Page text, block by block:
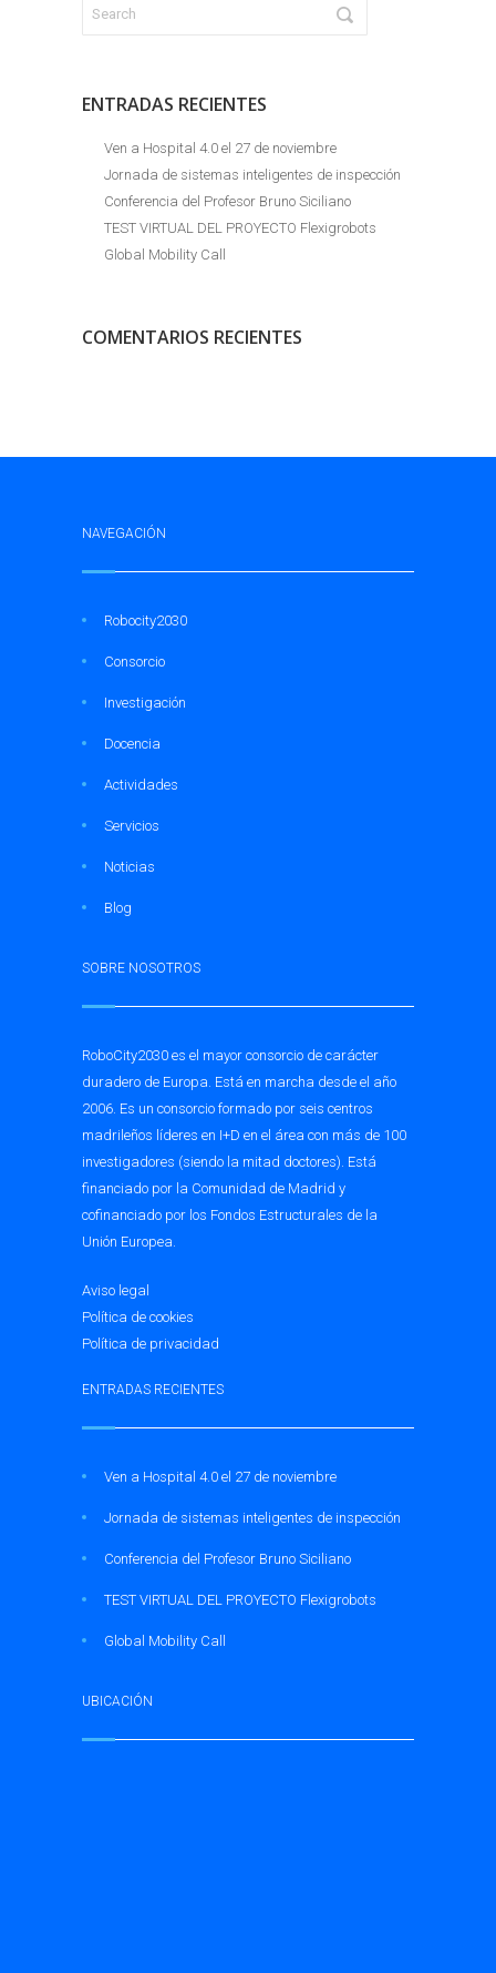
ENTRADAS RECIENTES
Ven a Hospital 4.0 el 27 de noviembre
Jornada de sistemas inteligentes de inspección
Conferencia del Profesor Bruno Siciliano
TEST VIRTUAL DEL PROYECTO Flexigrobots
Global Mobility Call
COMENTARIOS RECIENTES
NAVEGACIÓN
Robocity2030
Consorcio
Investigación
Docencia
Actividades
Servicios
Noticias
Blog
SOBRE NOSOTROS
RoboCity2030 es el mayor consorcio de carácter
duradero de Europa. Está en marcha desde el año
2006. Es un consorcio formado por seis centros
madrileños líderes en I+D en el área con más de 100
investigadores (siendo la mitad doctores). Está
financiado por la Comunidad de Madrid y
cofinanciado por los Fondos Estructurales de la
Unión Europea.
Aviso legal
Política de cookies
Política de privacidad
ENTRADAS RECIENTES
Ven a Hospital 4.0 el 27 de noviembre
Jornada de sistemas inteligentes de inspección
Conferencia del Profesor Bruno Siciliano
TEST VIRTUAL DEL PROYECTO Flexigrobots
Global Mobility Call
UBICACIÓN